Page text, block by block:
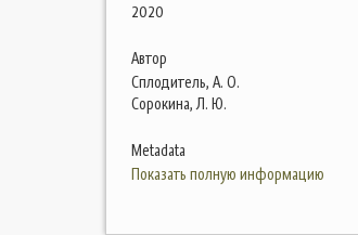
2020
Автор
Сплодитель, А. О.
Сорокина, Л. Ю.
Metadata
Показать полную информацию